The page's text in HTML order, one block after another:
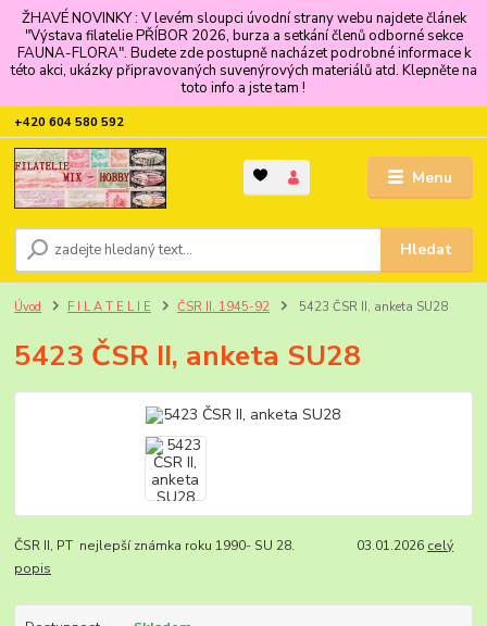
ŽHAVÉ NOVINKY : V levém sloupci úvodní strany webu najdete článek
"Výstava filatelie PŘÍBOR 2026, burza a setkání členů odborné sekce
FAUNA-FLORA". Budete zde postupně nacházet podrobné informace k
této akci, ukázky připravovaných suvenýrových materiálů atd. Klepněte na
toto info a jste tam !
Menu
Hledat
+420 604 580 592
Úvod F I L A T E L I E ČSR II. 1945-92 5423 ČSR II, anketa SU28
5423 ČSR II, anketa SU28
ČSR II, PT nejlepší známka roku 1990- SU 28. 03.01.2026 celý
popis